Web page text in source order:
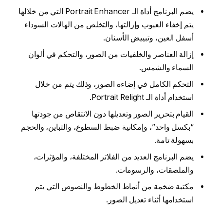
يضم البرنامج أداة الـ Portrait Enhancer التي من خلالها
يتم إخفاء العيوب وإزالتها، والتخلص من الهالات السوداء
أسفل العين، وتبييض الأسنان.
إزالة العناصر والخلفيات من الصور، والتحكم في ألوان
السماء والشمس.
التحكم الكامل في إضاءة الصور، وذلك يتم من خلال
استخدام أداة الـ Portrait Relight.
القيام بتحرير الصور وتعديلها دون الانتقاص من جودتها
“بكسل واحد”، وإمكانية ضبط السطوع، والتباين، والحجم
بسهولة تامة.
يضم البرنامج العديد من الفلاتر المختلفة، والمؤثرات،
والملصقات، والرسومات.
مكتبة ضخمة من أنماط الخطوط والنصوص التي يتم
استخدامها أثناء تعديل الصور.